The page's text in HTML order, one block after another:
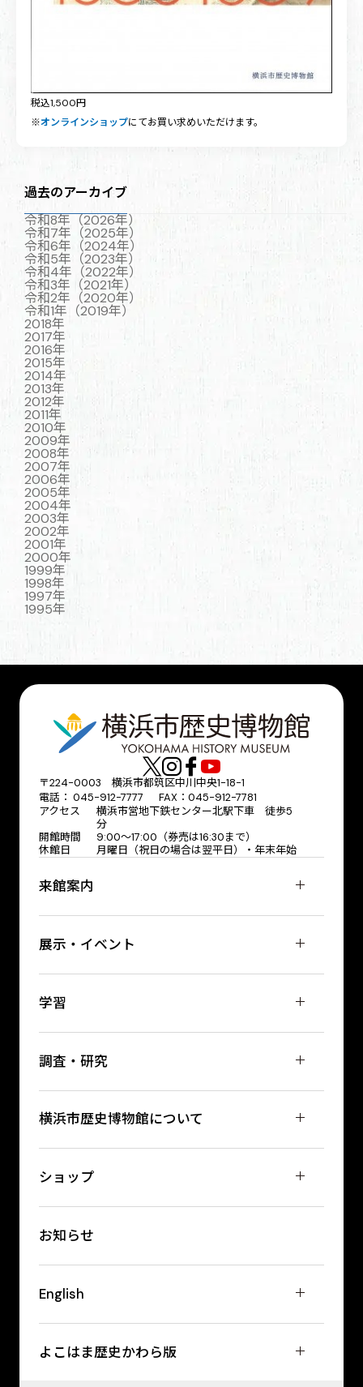
税込1,500円
※オンラインショップにてお買い求めいただけます。
過去のアーカイブ
令和8年（2026年）
令和7年（2025年）
令和6年（2024年）
令和5年（2023年）
令和4年（2022年）
令和3年（2021年）
令和2年（2020年）
令和1年（2019年）
2018年
2017年
2016年
2015年
2014年
2013年
2012年
2011年
2010年
2009年
2008年
2007年
2006年
2005年
2004年
2003年
2002年
2001年
2000年
1999年
1998年
1997年
1995年
〒224-0003 横浜市都筑区中川中央1-18-1
電話： 045-912-7777 FAX：045-912-7781
アクセス
横浜市営地下鉄センター北駅下車 徒歩5
分
開館時間
9:00〜17:00（券売は16:30まで）
休館日
月曜日（祝日の場合は翌平日）・年末年始
来館案内
展示・イベント
学習
調査・研究
横浜市歴史博物館について
ショップ
お知らせ
English
よこはま歴史かわら版